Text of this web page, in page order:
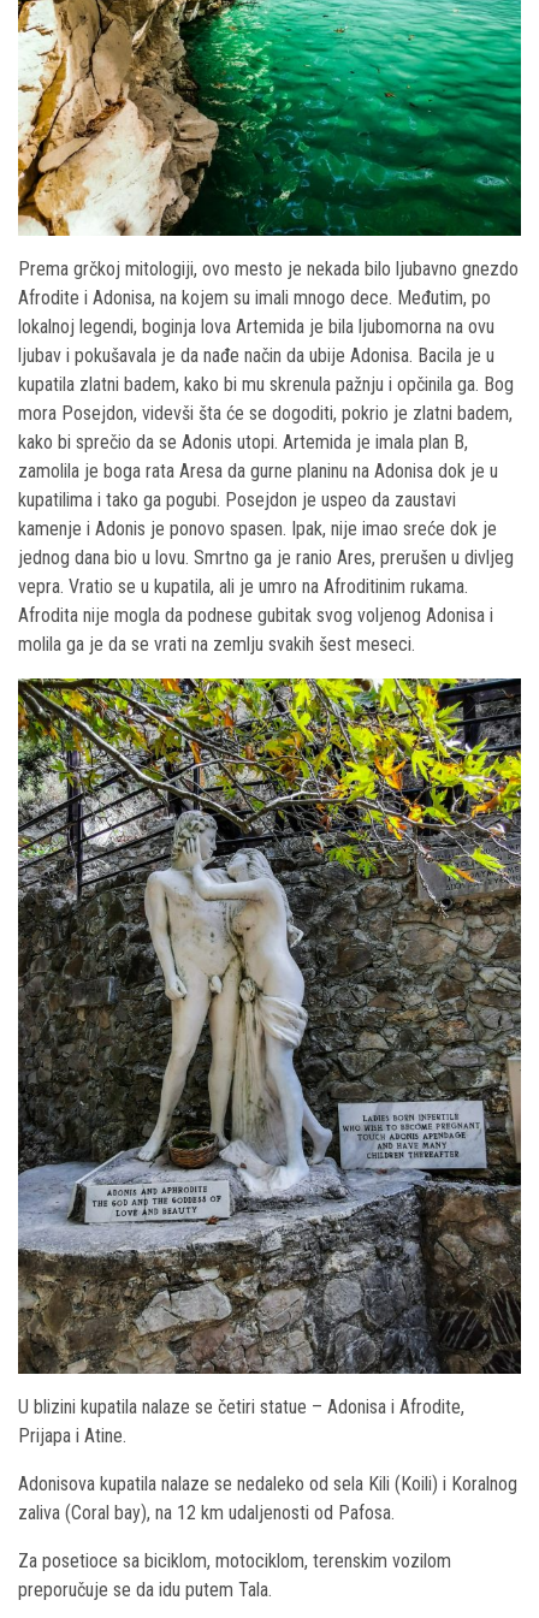
Prema grčkoj mitologiji, ovo mesto je nekada bilo ljubavno gnezdo
Afrodite i Adonisa, na kojem su imali mnogo dece. Međutim, po
lokalnoj legendi, boginja lova Artemida je bila ljubomorna na ovu
ljubav i pokušavala je da nađe način da ubije Adonisa. Bacila je u
kupatila zlatni badem, kako bi mu skrenula pažnju i opčinila ga. Bog
mora Posejdon, videvši šta će se dogoditi, pokrio je zlatni badem,
kako bi sprečio da se Adonis utopi. Artemida je imala plan B,
zamolila je boga rata Aresa da gurne planinu na Adonisa dok je u
kupatilima i tako ga pogubi. Posejdon je uspeo da zaustavi
kamenje i Adonis je ponovo spasen. Ipak, nije imao sreće dok je
jednog dana bio u lovu. Smrtno ga je ranio Ares, prerušen u divljeg
vepra. Vratio se u kupatila, ali je umro na Afroditinim rukama.
Afrodita nije mogla da podnese gubitak svog voljenog Adonisa i
molila ga je da se vrati na zemlju svakih šest meseci.
U blizini kupatila nalaze se četiri statue – Adonisa i Afrodite,
Prijapa i Atine.
Adonisova kupatila nalaze se nedaleko od sela Kili (Koili) i Koralnog
zaliva (Coral bay), na 12 km udaljenosti od Pafosa.
Za posetioce sa biciklom, motociklom, terenskim vozilom
preporučuje se da idu putem Tala.